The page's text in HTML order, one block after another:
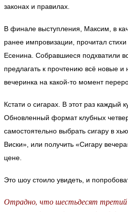
законах и правилах.
В финале выступления, Максим, в
ранее импровизации, прочитал стихи
Есенина. Собравшиеся подхватили
предлагать к прочтению всё новые и
вечеринка на какой-то момент
Кстати о сигарах. В этот раз каждый
Обновленный формат клубных
самостоятельно выбрать сигару в
Виски», или получить «Сигару
цене.
Это шоу стоило увидеть, и
Отрадно, что шестьдесят третий